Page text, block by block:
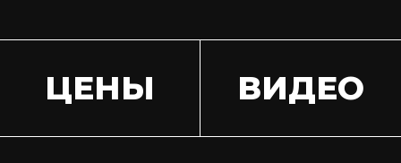
ЦЕНЫ ВИДЕО